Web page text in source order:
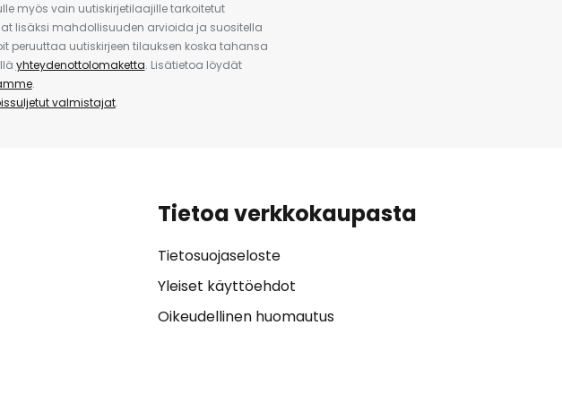
myös vain uutiskirjetilaajille tarkoitetut
lisäksi mahdollisuuden arvioida ja suositella
peruuttaa uutiskirjeen tilauksen koska tahansa
yhteydenottolomaketta. Lisätietoa löydät
.
valmistajat.
Tietoa verkkokaupasta
Tietosuojaseloste
Yleiset käyttöehdot
Oikeudellinen huomautus